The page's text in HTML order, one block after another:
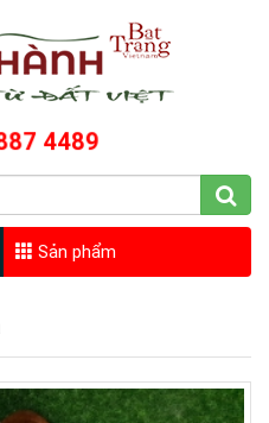
4489
Sản phẩm